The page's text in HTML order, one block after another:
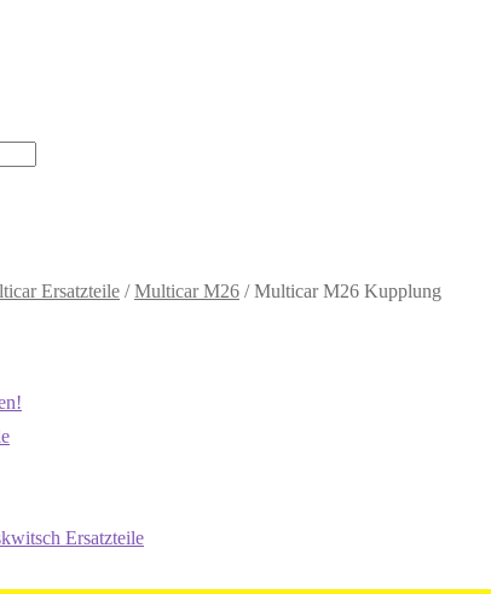
Ersatzteile /Multicar M26 /Multicar M26 Kupplung
Ersatzteile